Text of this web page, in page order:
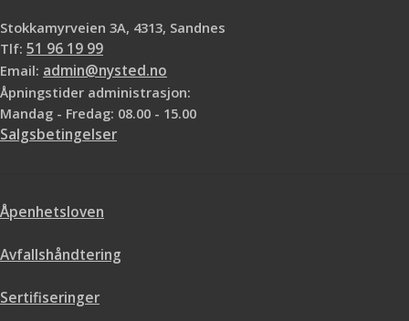
pakke med 4 stk
Stokkamyrveien 3A, 4313, Sandnes
Tlf: 51 96 19 99
Email: admin@nysted.no
Åpningstider administrasjon:
Mandag - Fredag: 08.00 - 15.00
Salgsbetingelser
Åpenhetsloven
Avfallshåndtering
Sertifiseringer